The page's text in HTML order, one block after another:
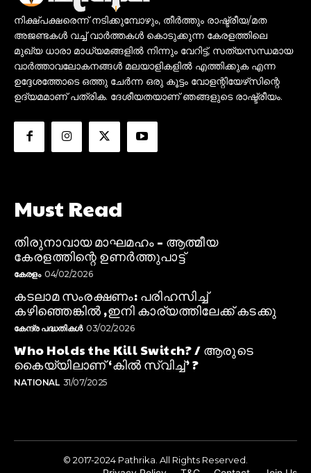
നിക്ഷ്പക്ഷരെന്ന് നടിക്കുമ്പോഴും, തീർത്തും രാഷ്ട്രീയ/മത
അജണ്ടകൾ വച്ച് വാർത്തകൾ കൊടുക്കുന്ന കേരളത്തിലെ
മുഖ്യ ധാരാ മാധ്യമങ്ങളിൽ നിന്നും വേറിട്ട്, സത്യസന്ധമായ
വാർത്താവലോകനങ്ങൾ മലയാളികളിൽ എത്തിക്കുക എന്ന
ഉദ്ദേശത്തോടെ ഒത്തു ചേർന്ന ഒരു കൂട്ടം വോളന്റിയേഴ്‌സിന്റെ
ഉദ്യമമാണ് പത്രിക. ദേശീയതയാണ് ഞങ്ങളുടെ രാഷ്ട്രീയം.
Must Read
തിരുനാവായ മാഘമഹം – ആത്മീയ
കേരളത്തിന്റെ ഉണർത്തുപാട്ട്
കേരളം 04/02/2026
കടലാമ സംരക്ഷണം: പരിഹസിച്ച്
കഴിഞ്ഞെങ്കിൽ ,ഇനി കാര്യത്തിലേക്ക് കടക്കു
കേന്ദ്ര പദ്ധതികൾ 03/02/2026
Who Holds the Kill Switch? / ആരുടെ
കൈയ്യിലാണ് ‘കിൽ സ്വിച്ച്’ ?
NATIONAL 31/07/2025
© 2017-2024 Pathrika. All Rights Reserved.